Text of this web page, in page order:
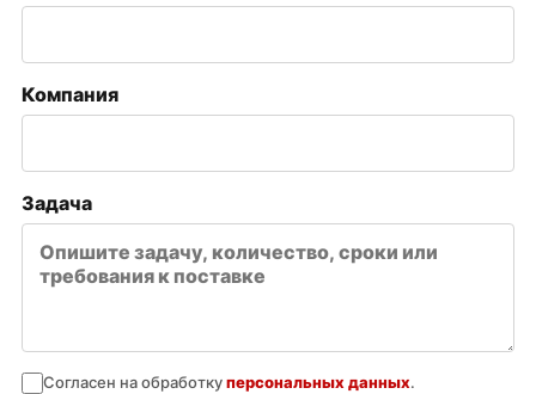
Компания
Задача
Согласен на обработкуперсональных данных.